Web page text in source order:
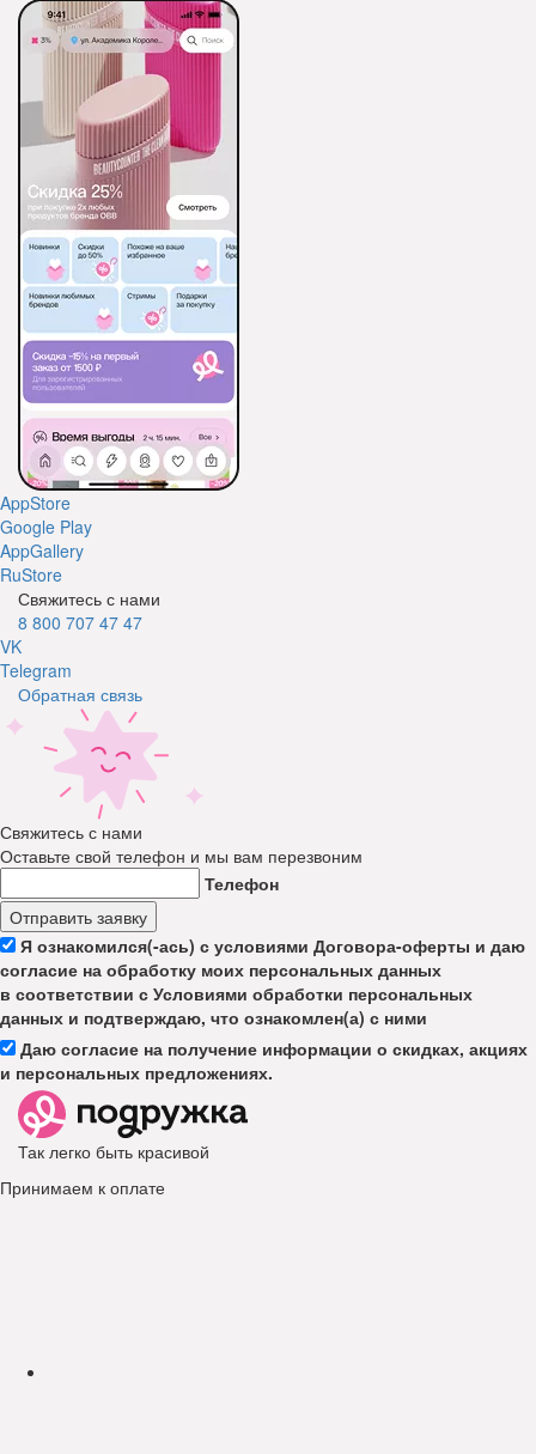
AppStore
Google Play
AppGallery
RuStore
Свяжитесь с нами
8 800 707 47 47
VK
Telegram
Обратная связь
Свяжитесь с нами
Оставьте свой телефон и мы вам перезвоним
Телефон
Отправить заявку
Я ознакомился(-ась) с условиями Договора-оферты и даю
согласие на обработку моих персональных данных
в соответствии с Условиями обработки персональных
данных и подтверждаю, что ознакомлен(а) с ними
Даю согласие на получение информации о скидках, акциях
и персональных предложениях.
Так легко быть красивой
Принимаем к оплате